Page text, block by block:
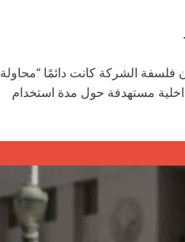
فلسفة الشركة كانت دائمًا “محاولة
مستهدفة حول مدة استخدام